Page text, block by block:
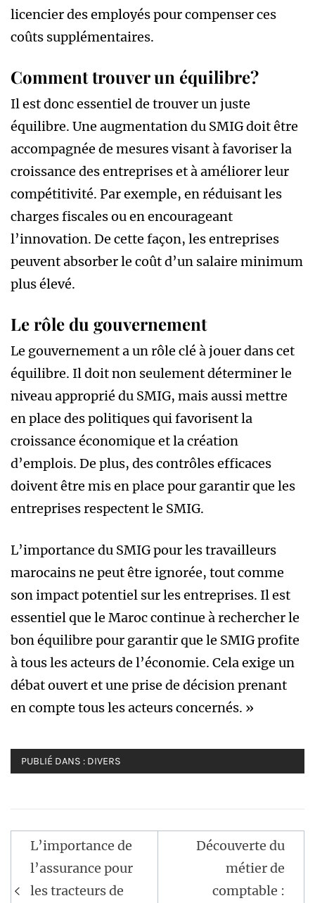
licencier des employés pour compenser ces
coûts supplémentaires.
Comment trouver un équilibre?
Il est donc essentiel de trouver un juste
équilibre. Une augmentation du SMIG doit être
accompagnée de mesures visant à favoriser la
croissance des entreprises et à améliorer leur
compétitivité. Par exemple, en réduisant les
charges fiscales ou en encourageant
l’innovation. De cette façon, les entreprises
peuvent absorber le coût d’un salaire minimum
plus élevé.
Le rôle du gouvernement
Le gouvernement a un rôle clé à jouer dans cet
équilibre. Il doit non seulement déterminer le
niveau approprié du SMIG, mais aussi mettre
en place des politiques qui favorisent la
croissance économique et la création
d’emplois. De plus, des contrôles efficaces
doivent être mis en place pour garantir que les
entreprises respectent le SMIG.
L’importance du SMIG pour les travailleurs
marocains ne peut être ignorée, tout comme
son impact potentiel sur les entreprises. Il est
essentiel que le Maroc continue à rechercher le
bon équilibre pour garantir que le SMIG profite
à tous les acteurs de l’économie. Cela exige un
débat ouvert et une prise de décision prenant
en compte tous les acteurs concernés. »
PUBLIÉ DANS : DIVERS
Navigation
de
l’article
L’importance de
l’assurance pour
les tracteurs de
Découverte du
métier de
comptable :